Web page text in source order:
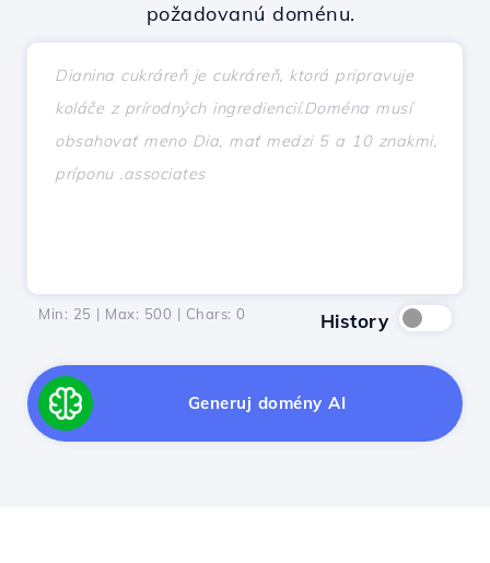
požadovanú doménu.
Min: 25 | Max: 500 | Chars: 0 History
Generuj domény AI